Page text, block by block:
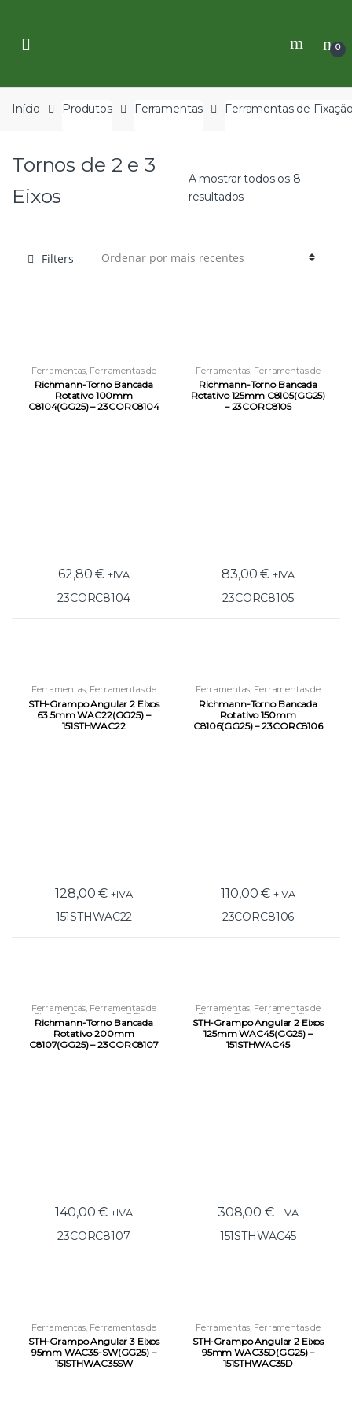
navigation
content
0
Início Produtos Ferramentas Ferramentas de
Tornos de 2 e 3
Eixos
A mostrar todos os 8
resultados
Filters
Ferramentas Ferramentas de
Fixação Tornos de 2 e 3 Eixos
Richmann-Torno Bancada
Rotativo 100mm
C8104(GG25) – 23CORC8104
62,80€ +IVA
23CORC8104
Ferramentas Ferramentas de
Fixação Tornos de 2 e 3 Eixos
Richmann-Torno Bancada
Rotativo 125mm C8105(GG25)
– 23CORC8105
83,00€ +IVA
23CORC8105
Ferramentas, Ferramentas de
Fixação Tornos de 2 e 3 Eixos
STH-Grampo Angular 2 Eixos
63.5mm WAC22(GG25) –
151STHWAC22
128,00€ +IVA
151STHWAC22
Ferramentas, Ferramentas de
Fixação Tornos de 2 e 3 Eixos
Richmann-Torno Bancada
Rotativo 150mm
C8106(GG25) – 23CORC8106
110,00€ +IVA
23CORC8106
Ferramentas, Ferramentas de
Fixação Tornos de 2 e 3 Eixos
Richmann-Torno Bancada
Rotativo 200mm
C8107(GG25) – 23CORC8107
140,00€ +IVA
23CORC8107
Ferramentas, Ferramentas de
Fixação Tornos de 2 e 3 Eixos
STH-Grampo Angular 2 Eixos
125mm WAC45(GG25) –
151STHWAC45
308,00 € +IVA
151STHWAC45
Ferramentas Ferramentas de
Fixação Tornos de 2 e 3 Eixos
STH-Grampo Angular 3 Eixos
95mm WAC35-SW(GG25) –
151STHWAC35SW
Ferramentas Ferramentas de
Fixação Tornos de 2 e 3 Eixos
STH-Grampo Angular 2 Eixos
95mm WAC35D(GG25) –
151STHWAC35D